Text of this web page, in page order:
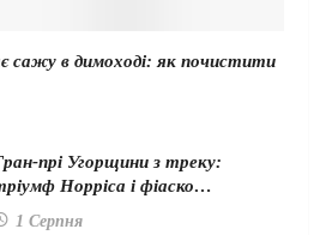
сажу в димоході: як почистити
прі Угорщини з треку:
Норріса і фіаско…
1 Серпня